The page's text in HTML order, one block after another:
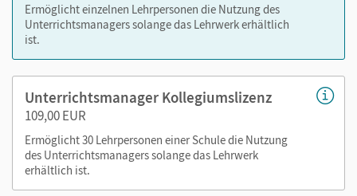
editierbarer Stoffverteilungsplan als Word
Nutzen Sie den Unterrichtsmanager auf lernen.cornelsen.de
Ermöglicht einzelnen Lehrpersonen die Nutzung des
Unterrichtsmanagers solange das Lehrwerk erhältlich
ist.
Unterrichtsmanager Kollegiumslizenz
109,00 EUR
Ermöglicht 30 Lehrpersonen einer Schule die Nutzung
des Unterrichtsmanagers solange das Lehrwerk
erhältlich ist.